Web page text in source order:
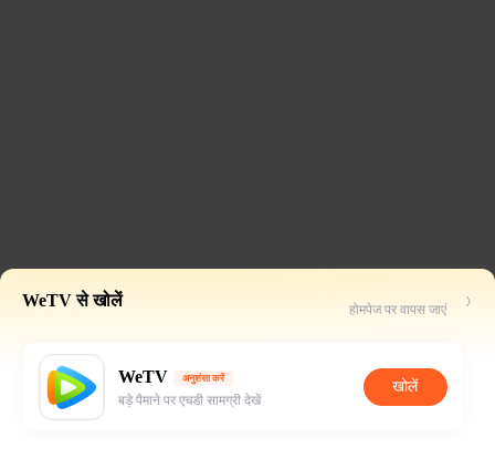
WeTV से खोलें होमपेज पर वापस जाएं
WeTV अनुशंसा करें
बड़े पैमाने पर एचडी सामग्री देखें
खोलें